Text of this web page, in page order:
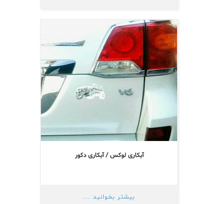
آبکاری لوکس / آبکاری دکور
بیشتر بخوانید ...